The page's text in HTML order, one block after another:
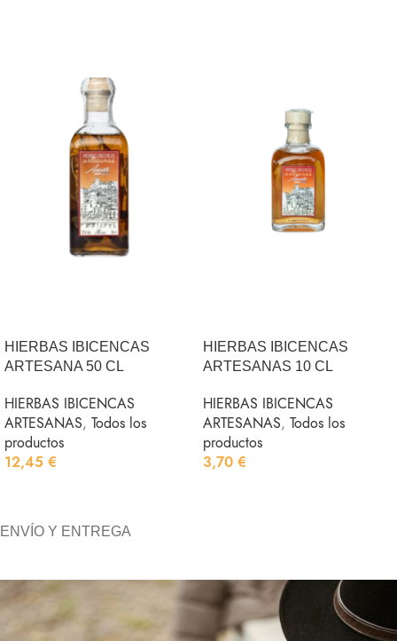
HIERBAS IBICENCAS
ARTESANA 50 CL
HIERBAS IBICENCAS
ARTESANAS, Todos los
productos
12,45 €
HIERBAS IBICENCAS
ARTESANAS 10 CL
HIERBAS IBICENCAS
ARTESANAS, Todos los
productos
3,70 €
ENVÍO Y ENTREGA